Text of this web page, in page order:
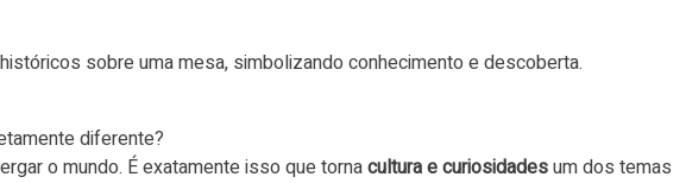
diferente?
o mundo. É exatamente isso que tornacultura e curiosidadesum dos temas